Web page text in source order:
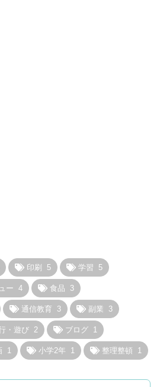
印刷 5 学習 5
ー 4 食品 3
通信教育 3 副業 3
・遊び 2 ブログ 1
1 小学2年 1 整理整頓 1